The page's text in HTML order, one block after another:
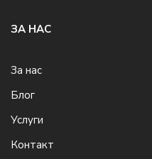
ЗА НАС
За нас
Блог
Услуги
Контакт